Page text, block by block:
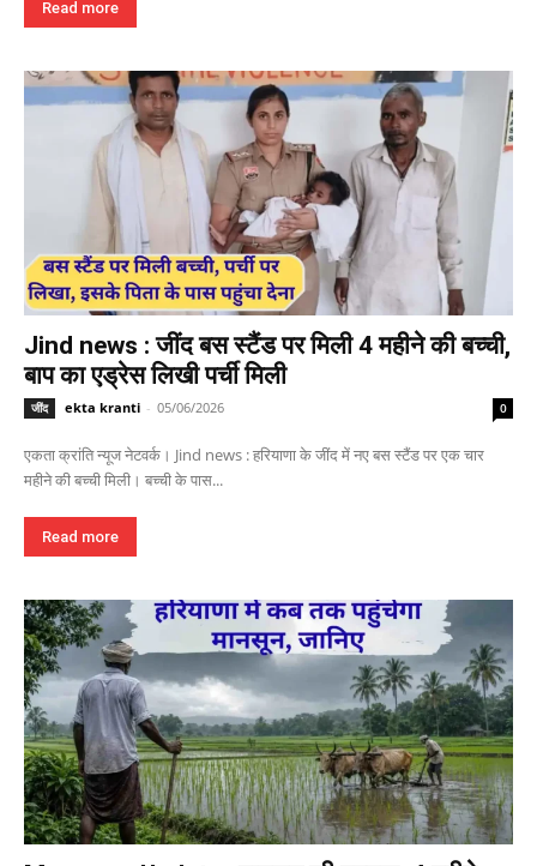
Read more
Jind news : जींद बस स्टैंड पर मिली 4 महीने की बच्ची,
बाप का एड्रेस लिखी पर्ची मिली
जींद ekta kranti - 05/06/2026 0
एकता क्रांति न्यूज नेटवर्क। Jind news : हरियाणा के जींद में नए बस स्टैंड पर एक चार
महीने की बच्ची मिली। बच्ची के पास...
Read more